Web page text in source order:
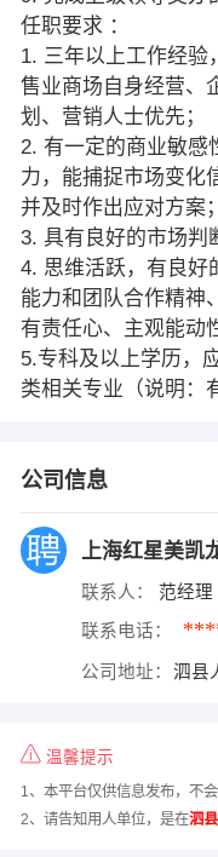
任职要求 ：
1. 三年以上工作经验
售业商场自身经营、
划、营销人士优先；
2. 有一定的商业敏感
力，能捕捉市场变化
并及时作出应对方案
3. 具有良好的市场判
4. 思维活跃，有良好
能力和团队合作精神、
有责任心、主观能动
5.专科及以上学历，
类相关专业（说明：
公司信息
上海红星美凯
联系人： 范经理
联系电话：
公司地址： 泗县
温馨提示
1、本平台仅供信息发布，不
2、请告知用人单位，是在泗